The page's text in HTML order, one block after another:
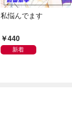
私悩んでます
440
新着